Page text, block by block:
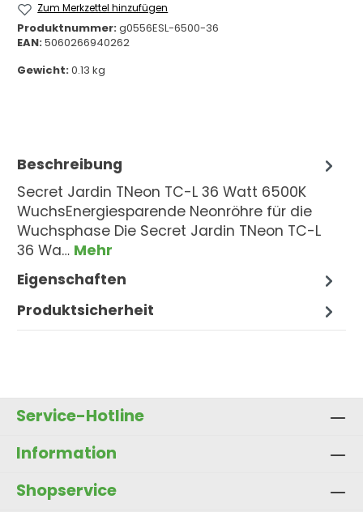
Zum Merkzettel hinzufügen
Produktnummer:g0556ESL-6500-36
EAN:5060266940262
Gewicht:0.13 kg
Beschreibung
Secret Jardin TNeon TC-L 36 Watt 6500K
WuchsEnergiesparende Neonröhre für die
Wuchsphase Die Secret Jardin TNeon TC-L
36 Wa… Mehr
Eigenschaften
Produktsicherheit
Service-Hotline
Information
Shopservice